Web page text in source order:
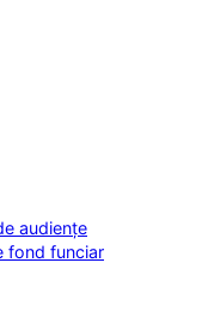
audiențe
fond funciar